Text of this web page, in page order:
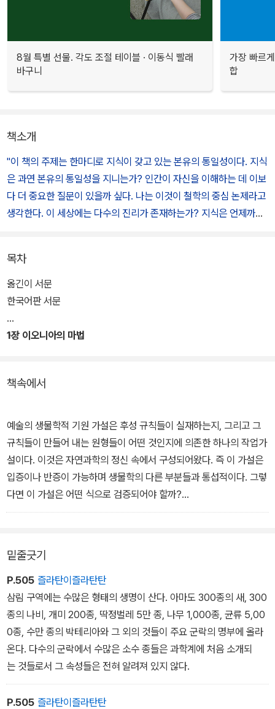
8월 특별 선물. 각도 조절 테이블 · 이동식 빨래
바구니
가장 빠르
합
책소개
"이 책의 주제는 한마디로 지식이 갖고 있는 본유의 통일성이다. 지식
은 과연 본유의 통일성을 지니는가? 인간이 자신을 이해하는 데 이보
다 더 중요한 질문이 있을까 싶다. 나는 이것이 철학의 중심 논제라고
생각한다. 이 세상에는 다수의 진리가 존재하는가? 지식은 언제까지
가?"
책의 원제는 <Consilience>. "서로 다른 현상들로부터 도출되는 귀
이다. 옮긴이는 이를 '큰 줄기'라는 뜻의 통(統)과 '잡다'라는 뜻의 섭
제목이 단적으로 드러내듯 책은 '인간 인식/지식의 대통합'에 대해 논
나로 합쳐야 한다는 것이 주요 주장. 우리에게 필요한 것은 '이해'이지
단편적인 지식이 아니며, 이해란 본래 통합적인 성격을 갖는다는 것
이다.
지식의 자유로운 소통을 막는, 분과 학문들 간의 벽을 넘어, 다른 학문
게 바로 지은이가 말하는 '통섭'임을 알 수 있다. 매끄러운 번역이 이
해를 돕는다.
목차
옮긴이 서문
한국어판 서문
1장 이오니아의 마법
4장 자연과학
6장 마음
7장 유전자에서 문화까지
8장 인간 본성의 적응도
9장 사회과학
10장 예술과 그 해석
책속에서
예술의 생물학적 기원 가설은 후성 규칙들이 실재하는지, 그리고 그
규칙들이 만들어 내는 원형들이 어떤 것인지에 의존한 하나의 작업가
설이다. 이것은 자연과학의 정신 속에서 구성되어왔다. 즉 이 가설은
입증이나 반증이 가능하며 생물학의 다른 부분들과 통섭적이다. 그렇
다면 이 가설은 어떤 식으로 검증되어야 할까?
그와 같은 준 보편적 주제들이 진실로 존재하며 대부분의 소설과 시
각 예술의 발판이 되고 있음을 안다. 이 주제와 규칙의 일반성 때문에
할리우드 영화가 싱가포르에서도 흥행하고 노벨 문학상이 유럽 인뿐
아니라 아시아 인이나 아프리카 인에게도 수여될 수 있는 것이다.
우리가 잘 이해하지 못하고 있는 것은 왜 이런 현상이 존재하는지, 그
리고 왜 정신 발달 과정이 특정 이미지와 내러티브에 그토록 한결같
이 집착하는지에 관한 물음들이다. 진화론은 기저의 후성 규칙들을
예측하고 유전 역사 속에서 그 기원을 이해하기 위한 강력한 수단이
밑줄긋기
P.505 즐라탄이즐라탄탄
삼림 구역에는 수많은 형태의 생명이 산다. 아마도 300종의 새, 300
종의 나비, 개미 200종, 딱정벌레 5만 종, 나무 1,000종, 균류 5,00
0종, 수만 종의 박테리아와 그 외의 것들이 주요 군락의 명부에 올라
온다. 다수의 군락에서 수많은 소수 종들은 과학계에 처음 소개되
는 것들로서 그 속성들은 전혀 알려져 있지 않다.
P.505 즐라탄이즐라탄탄